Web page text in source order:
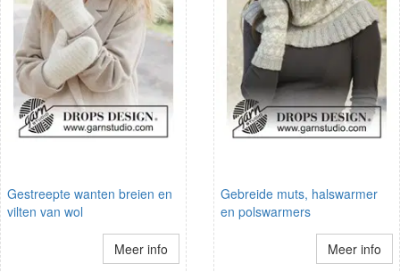
Gestreepte wanten breien en
vilten van wol
Meer info
Gebreide muts, halswarmer
en polswarmers
Meer info